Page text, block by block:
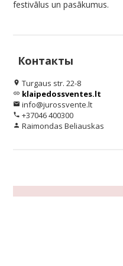
festivālus un pasākumus.
Контакты
location_on Turgaus str. 22-8
link klaipedossventes.lt
email info@jurossvente.lt
phone +37046 400300
person Raimondas Beliauskas